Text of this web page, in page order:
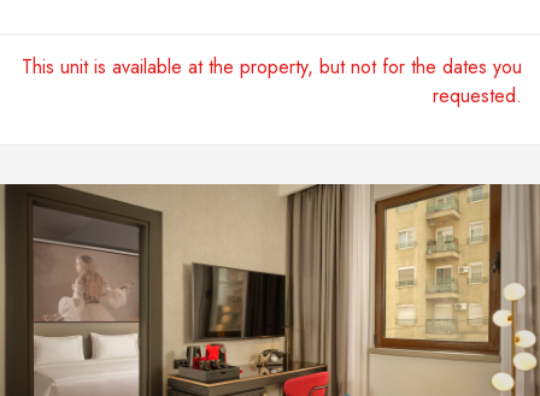
This unit is available at the property, but not for the dates you
requested.